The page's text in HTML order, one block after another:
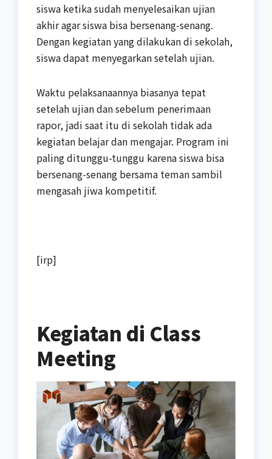
siswa ketika sudah menyelesaikan ujian
akhir agar siswa bisa bersenang-senang.
Dengan kegiatan yang dilakukan di sekolah,
siswa dapat menyegarkan setelah ujian.
Waktu pelaksanaannya biasanya tepat
setelah ujian dan sebelum penerimaan
rapor, jadi saat itu di sekolah tidak ada
kegiatan belajar dan mengajar. Program ini
paling ditunggu-tunggu karena siswa bisa
bersenang-senang bersama teman sambil
mengasah jiwa kompetitif.
[irp]
Kegiatan di Class
Meeting